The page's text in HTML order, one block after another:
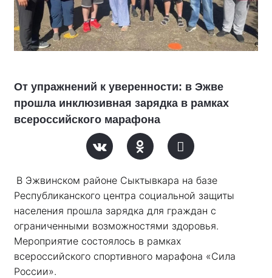
От упражнений к уверенности: в Эжве
прошла инклюзивная зарядка в рамках
всероссийского марафона
В Эжвинском районе Сыктывкара на базе
Республиканского центра социальной защиты
населения прошла зарядка для граждан с
ограниченными возможностями здоровья.
Мероприятие состоялось в рамках
всероссийского спортивного марафона «Сила
России».